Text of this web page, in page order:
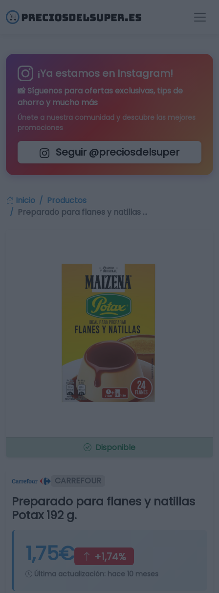
¡Ya estamos en Instagram!
📸 Síguenos para ofertas exclusivas, tips de
ahorro y mucho más
Únete a nuestra comunidad y descubre las mejores
promociones
Seguir @preciosdelsuper
Inicio
Productos
Preparado para flanes y natillas …
Disponible
CARREFOUR
Preparado para flanes y natillas
Potax 192 g.
1,75€ +1,74%
Última actualización: hace 10 meses